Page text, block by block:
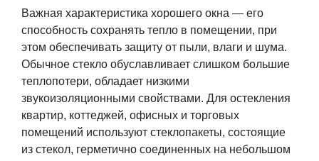
Важная характеристика хорошего окна ― его
способность сохранять тепло в помещении, при
этом обеспечивать защиту от пыли, влаги и шума.
Обычное стекло обуславливает слишком большие
теплопотери, обладает низкими
звукоизоляционными свойствами. Для остекления
квартир, коттеджей, офисных и торговых
помещений используют стеклопакеты, состоящие
из стекол, герметично соединенных на небольшом